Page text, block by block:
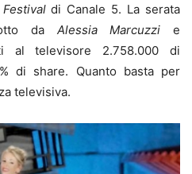
di Canale 5. La serata
da Alessia Marcuzzi e
al televisore 2.758.000 di
di share. Quanto basta per
televisiva.